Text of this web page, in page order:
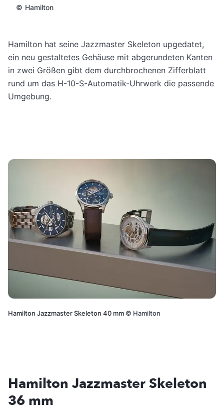
© Hamilton
Hamilton hat seine Jazzmaster Skeleton upgedatet,
ein neu gestaltetes Gehäuse mit abgerundeten Kanten
in zwei Größen gibt dem durchbrochenen Zifferblatt
rund um das H-10-S-Automatik-Uhrwerk die passende
Umgebung.
Hamilton Jazzmaster Skeleton 40 mm © Hamilton
Hamilton Jazzmaster Skeleton
36 mm